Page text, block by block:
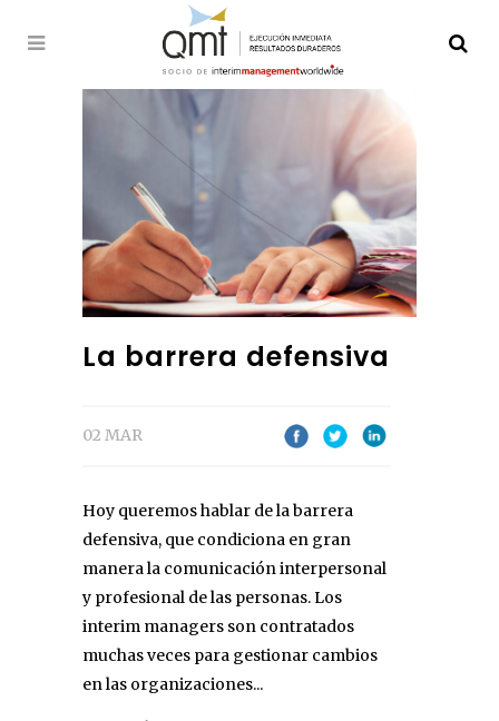
La barrera defensiva
02 MAR
Hoy queremos hablar de la barrera
defensiva, que condiciona en gran
manera la comunicación interpersonal
y profesional de las personas. Los
interim managers son contratados
muchas veces para gestionar cambios
en las organizaciones...